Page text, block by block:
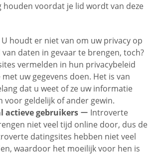
houden voordat je lid wordt van deze
U houdt er niet van om uw privacy op
daten in gevaar te brengen, toch?
vermelden in hun privacybeleid
met uw gegevens doen. Het is van
dat u weet of ze uw informatie
voor geldelijk of ander gewin.
actieve gebruikers ー Introverte
niet veel tijd online door, dus de
datingsites hebben niet veel
waardoor het moeilijk voor hen is